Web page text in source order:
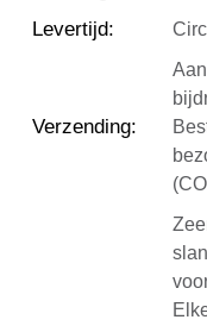
Levertijd:
Verzending: